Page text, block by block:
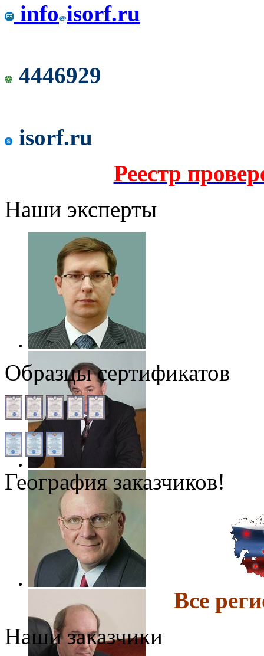
info isorf.ru
4446929
isorf.ru
Реестр
Наши эксперты
Образцы сертификатов
География заказчиков!
Все
Наши заказчики